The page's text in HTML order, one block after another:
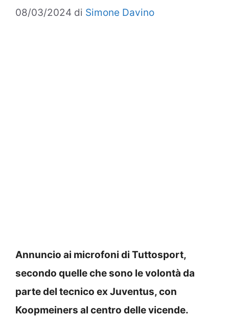
08/03/2024 di Simone Davino
Annuncio ai microfoni di Tuttosport,
secondo quelle che sono le volontà da
parte del tecnico ex Juventus, con
Koopmeiners al centro delle vicende.